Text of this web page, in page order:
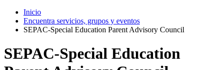
Inicio
Encuentra servicios, grupos y eventos
SEPAC-Special Education Parent Advisory Council
SEPAC-Special Education